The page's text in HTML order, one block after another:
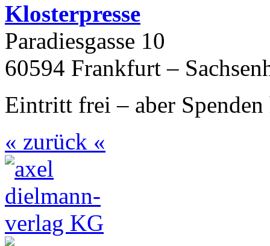
Klosterpresse
Paradiesgasse 10
60594 Frankfurt –
Eintritt frei – aber
« zurück «